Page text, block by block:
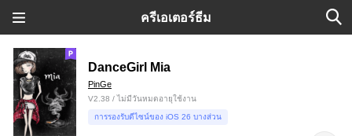
ครีเอเตอร์ธีม
DanceGirl Mia
PinGe
V2.38 / ไม่มีวันหมดอายุใช้งาน
การรองรับดีไซน์ของ iOS 26 บางส่วน